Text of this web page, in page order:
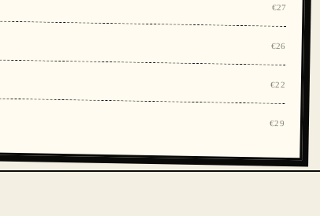
€27
€26
€22
€29